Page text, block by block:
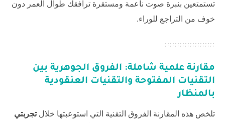
تستمتعين بنبرة صوت ناعمة ومستقرة ترافقك طوال العمر دون
خوف من التراجع للوراء.
مقارنة علمية شاملة: الفروق الجوهرية بين
التقنيات المفتوحة والتقنيات العنقودية
بالمنظار
تلخص هذه المقارنة الفروق التقنية التي استوعبتها خلالتجربتي